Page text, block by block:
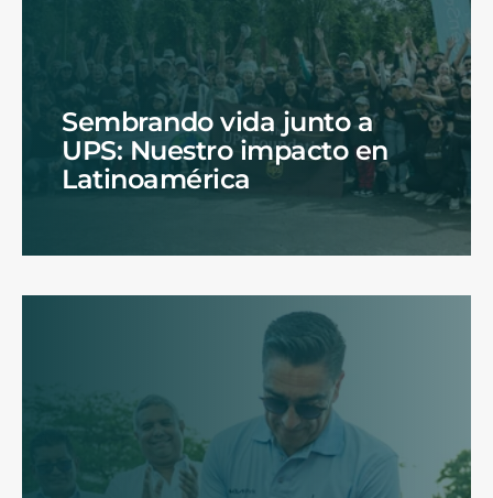
Sembrando vida junto a
UPS: Nuestro impacto en
Latinoamérica